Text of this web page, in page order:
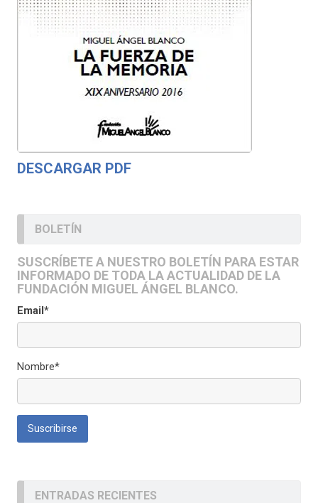
DESCARGAR PDF
BOLETÍN
SUSCRÍBETE A NUESTRO BOLETÍN PARA ESTAR
INFORMADO DE TODA LA ACTUALIDAD DE LA
FUNDACIÓN MIGUEL ÁNGEL BLANCO.
Email*
Nombre*
ENTRADAS RECIENTES